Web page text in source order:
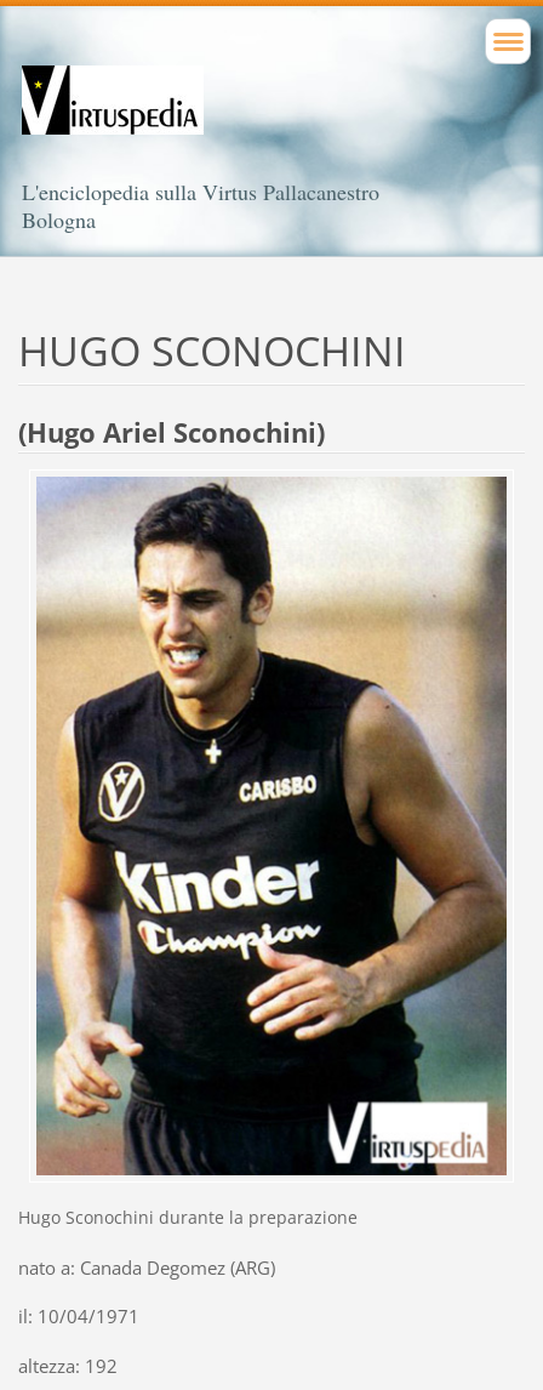
L'enciclopedia sulla Virtus Pallacanestro
Bologna
HUGO SCONOCHINI
(Hugo Ariel Sconochini)
Hugo Sconochini durante la preparazione
nato a: Canada Degomez (ARG)
il: 10/04/1971
altezza: 192